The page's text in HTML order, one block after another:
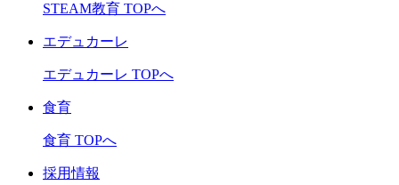
STEAM教育 TOPへ
エデュカーレ
エデュカーレ TOPへ
食育
食育 TOPへ
採用情報